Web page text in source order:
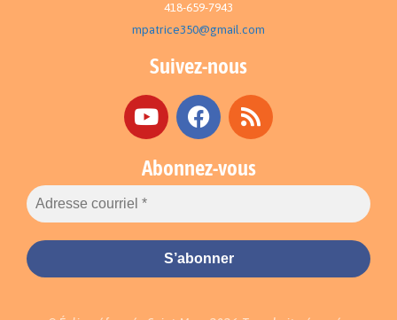
418-659-7943
mpatrice350@gmail.com
Suivez-nous
Abonnez-vous